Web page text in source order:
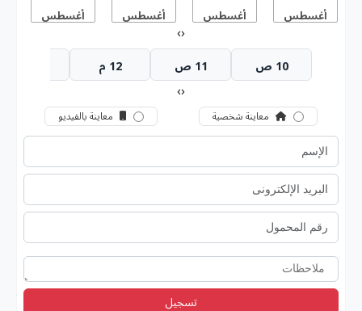
أغسطس أغسطس أغسطس أغسطس
‹
›
10 ص 11 ص 12 م
‹
›
معاينة شخصية معاينة بالفيديو
تسجيل